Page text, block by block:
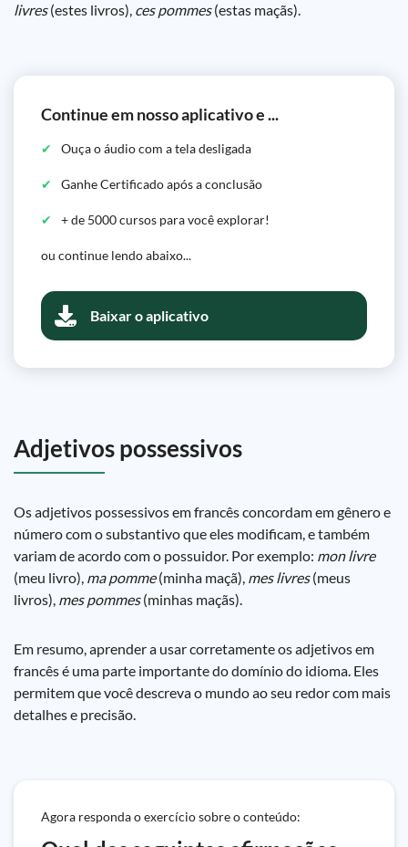
livres(estes livros), ces pommes(estas maçãs).
Continue em nosso aplicativo e ...
Ouça o áudio com a tela desligada
Ganhe Certificado após a conclusão
+ de 5000 cursos para você explorar!
ou continue lendo abaixo...
Baixar o aplicativo
Adjetivos possessivos
Os adjetivos possessivos em francês concordam em gênero e
número com o substantivo que eles modificam, e também
variam de acordo com o possuidor. Por exemplo: mon livre
(meu livro), ma pomme(minha maçã), mes livres(meus
livros), mes pommes(minhas maçãs).
Em resumo, aprender a usar corretamente os adjetivos em
francês é uma parte importante do domínio do idioma. Eles
permitem que você descreva o mundo ao seu redor com mais
detalhes e precisão.
Agora responda o exercício sobre o conteúdo: